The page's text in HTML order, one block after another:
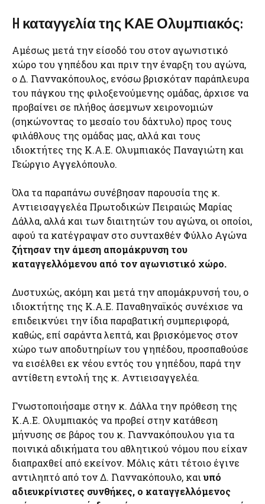
H καταγγελία της ΚΑΕ Ολυμπιακός:
Aμέσως μετά την είσοδό του στον αγωνιστικό
χώρο του γηπέδου και πριν την έναρξη του αγώνα,
ο Δ. Γιαννακόπουλος, ενόσω βρισκόταν παράπλευρα
του πάγκου της φιλοξενούμενης ομάδας, άρχισε να
προβαίνει σε πλήθος άσεμνων χειρονομιών
(σηκώνοντας το μεσαίο του δάχτυλο) προς τους
φιλάθλους της ομάδας μας, αλλά και τους
ιδιοκτήτες της Κ.Α.Ε. Ολυμπιακός Παναγιώτη και
Γεώργιο Αγγελόπουλο.
Όλα τα παραπάνω συνέβησαν παρουσία της κ.
Αντιεισαγγελέα Πρωτοδικών Πειραιώς Μαρίας
Δάλλα, αλλά και των διαιτητών του αγώνα, οι οποίοι,
αφού τα κατέγραψαν στο συνταχθέν Φύλλο Αγώνα
ζήτησαν την άμεση απομάκρυνση του
καταγγελλόμενου από τον αγωνιστικό χώρο.
Δυστυχώς, ακόμη και μετά την απομάκρυνσή του, ο
ιδιοκτήτης της Κ.Α.Ε. Παναθηναϊκός συνέχισε να
επιδεικνύει την ίδια παραβατική συμπεριφορά,
καθώς, επί σαράντα λεπτά, και βρισκόμενος στον
χώρο των αποδυτηρίων του γηπέδου, προσπαθούσε
να εισέλθει εκ νέου εντός του γηπέδου, παρά την
αντίθετη εντολή της κ. Αντιεισαγγελέα.
Γνωστοποιήσαμε στην κ. Δάλλα την πρόθεση της
Κ.Α.Ε. Ολυμπιακός να προβεί στην κατάθεση
μήνυσης σε βάρος του κ. Γιαννακόπουλου για τα
ποινικά αδικήματα του αθλητικού νόμου που είχαν
διαπραχθεί από εκείνον. Μόλις κάτι τέτοιο έγινε
αντιληπτό από τον Δ. Γιαννακόπουλο, καιυπό
αδιευκρίνιστες συνθήκες, ο καταγγελλόμενος